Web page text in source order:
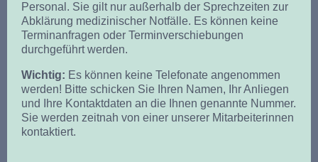
Personal. Sie gilt nur außerhalb der Sprechzeiten zur
Abklärung medizinischer Notfälle. Es können keine
Terminanfragen oder Terminverschiebungen
durchgeführt werden.
Wichtig: Es können keine Telefonate angenommen
werden! Bitte schicken Sie Ihren Namen, Ihr Anliegen
und Ihre Kontaktdaten an die Ihnen genannte Nummer.
Sie werden zeitnah von einer unserer Mitarbeiterinnen
kontaktiert.